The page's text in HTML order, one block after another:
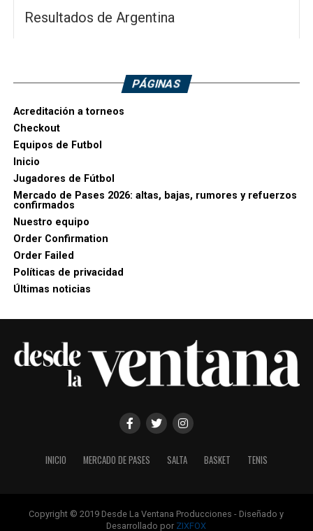
Resultados de Argentina
PÁGINAS
Acreditación a torneos
Checkout
Equipos de Futbol
Inicio
Jugadores de Fútbol
Mercado de Pases 2026: altas, bajas, rumores y refuerzos
confirmados
Nuestro equipo
Order Confirmation
Order Failed
Políticas de privacidad
Últimas noticias
INICIO MERCADO DE PASES SALTA BASKET TENIS
Copyright © 2019 Desde La Ventana Producciones - Diseñado y
Desarrollado por ZIXFOX